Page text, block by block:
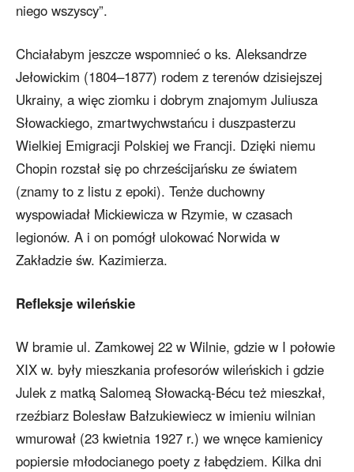
niego wszyscy”.
Chciałabym jeszcze wspomnieć o ks. Aleksandrze
Jełowickim (1804–1877) rodem z terenów dzisiejszej
Ukrainy, a więc ziomku i dobrym znajomym Juliusza
Słowackiego, zmartwychwstańcu i duszpasterzu
Wielkiej Emigracji Polskiej we Francji. Dzięki niemu
Chopin rozstał się po chrześcijańsku ze światem
(znamy to z listu z epoki). Tenże duchowny
wyspowiadał Mickiewicza w Rzymie, w czasach
legionów. A i on pomógł ulokować Norwida w
Zakładzie św. Kazimierza.
Refleksje wileńskie
W bramie ul. Zamkowej 22 w Wilnie, gdzie w I połowie
XIX w. były mieszkania profesorów wileńskich i gdzie
Julek z matką Salomeą Słowacką-Bécu też mieszkał,
rzeźbiarz Bolesław Bałzukiewiecz w imieniu wilnian
wmurował (23 kwietnia 1927 r.) we wnęce kamienicy
popiersie młodocianego poety z łabędziem. Kilka dni